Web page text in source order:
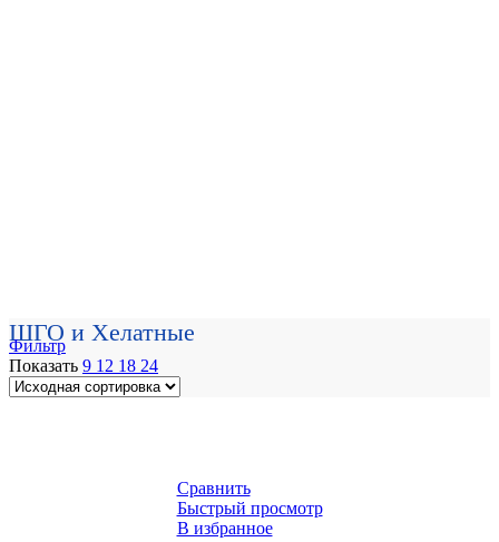
ШГО и Хелатные
Фильтр
Показать 9 12 18 24
Сравнить
Быстрый просмотр
В избранное